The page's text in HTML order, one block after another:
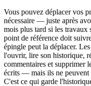
Vous pouvez déplacer vos
nécessaire — juste après
mois plus tard si les travaux
point de référence doit
épingle peut la déplacer.
l'ouvrir, lire son historique,
commentaires et supprimer
écrits — mais ils ne peuvent
C'est ce qui garde